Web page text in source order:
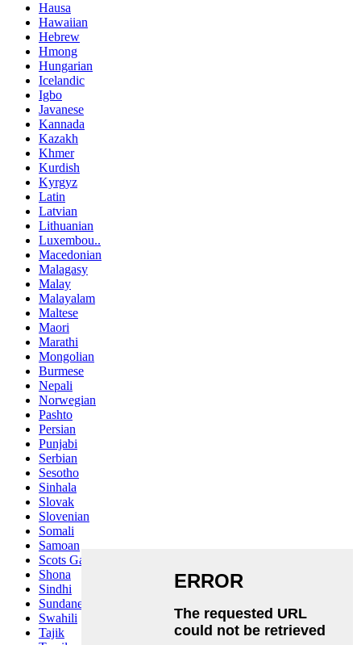
Hausa
Hawaiian
Hebrew
Hmong
Hungarian
Icelandic
Igbo
Javanese
Kannada
Kazakh
Khmer
Kurdish
Kyrgyz
Latin
Latvian
Lithuanian
Luxembou..
Macedonian
Malagasy
Malay
Malayalam
Maltese
Maori
Marathi
Mongolian
Burmese
Nepali
Norwegian
Pashto
Persian
Punjabi
Serbian
Sesotho
Sinhala
Slovak
Slovenian
Somali
Samoan
Scots Gaelic
Shona
Sindhi
Sundanese
Swahili
Tajik